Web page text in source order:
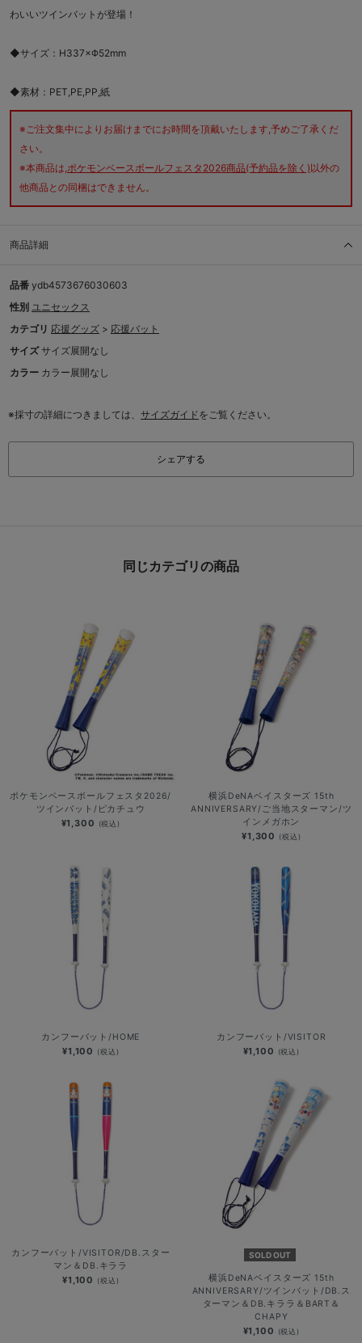
わいいツインバットが登場！
◆サイズ：H337×Φ52mm
◆素材：PET,PE,PP,紙
※ご注文集中によりお届けまでにお時間を頂戴いたします,予めご了承くだ
さい。
※本商品は, ポケモンベースボールフェスタ2026商品(予約品を除く)以外の
他商品との同梱はできません。
商品詳細
品番 ydb4573676030603
性別 ユニセックス
カテゴリ 応援グッズ > 応援バット
サイズ サイズ展開なし
カラー カラー展開なし
※採寸の詳細につきましては、 サイズガイドをご覧ください。
シェアする
同じカテゴリの商品
ポケモンベースボールフェスタ2026/
ツインバット/ピカチュウ
¥1,300 (税込)
横浜DeNAベイスターズ 15th
ANNIVERSARY/ご当地スターマン/ツ
インメガホン
¥1,300 (税込)
カンフーバット/HOME
¥1,100 (税込)
カンフーバット/VISITOR
¥1,100 (税込)
カンフーバット/VISITOR/DB.スター
マン＆DB.キララ
¥1,100 (税込)
SOLD OUT
横浜DeNAベイスターズ 15th
ANNIVERSARY/ツインバット/DB.ス
ターマン＆DB.キララ＆BART＆
CHAPY
¥1,100 (税込)